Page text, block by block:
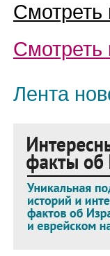
Смотреть
Смотреть
Лента